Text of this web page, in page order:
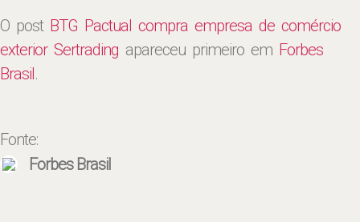
O post BTG Pactual compra empresa de comércio
exterior Sertrading apareceu primeiro em Forbes
Brasil.
Fonte:
Forbes Brasil